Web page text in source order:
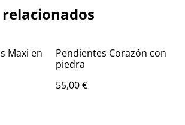
Maxi en
Pendientes Corazón con
piedra
55,00 €